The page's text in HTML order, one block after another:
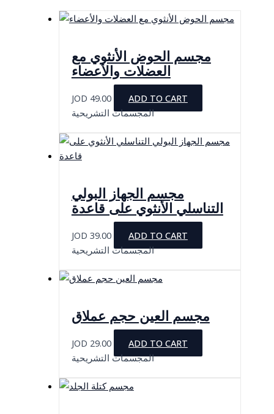
مجسم الحوض الأنثوي مع
العضلات والأعضاء
JOD 49.00
ADD TO CART
المجسمات التشريحية
مجسم الجهاز البولي
التناسلي الأنثوي على قاعدة
JOD 39.00
ADD TO CART
المجسمات التشريحية
مجسم العين حجم عملاق
JOD 29.00
ADD TO CART
المجسمات التشريحية